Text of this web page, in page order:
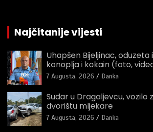
Najčitanije vijesti
Uhapšen Bijeljinac, oduzeta
konoplja i kokain (foto,
7 Augusta, 2026 Danka
Sudar u Dragaljevcu, vozilo
dvorištu mljekare
7 Augusta, 2026 Danka